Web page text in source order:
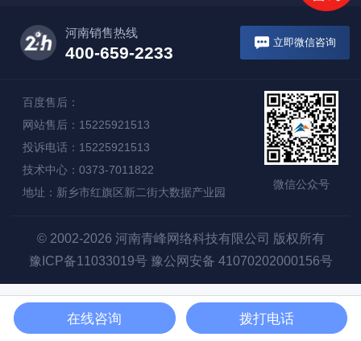
河南销售热线
400-659-2233
立即微信咨询
百度售后：
网站售后：15225921513
投诉电话：15225921513
技术中心：0373-7011822
地址：新乡市红旗区新二街大数据产业园
微信公众号
© 2002-2026 河南青峰网络科技有限公司 版权所有
豫ICP备11033019号 豫公网安备 41070202000156号
在线咨询 拨打电话